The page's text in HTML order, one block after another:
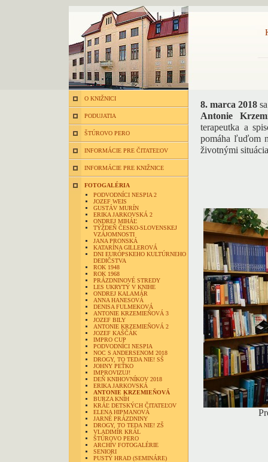
O KNIŽNICI
PODUJATIA
ŠTÚROVO PERO
INFORMÁCIE PRE ČITATEĽOV
INFORMÁCIE PRE KNIŽNICE
FOTOGALÉRIA
PODVODNÍCI NESPIA 2
JOZEF WEIS
GUSTÁV MURÍN
ERIKA JARKOVSKÁ 2
ONDREJ MIHÁĽ
TÝŽDEŇ ČESKO-SLOVENSKEJ
VZÁJOMNOSTI
JANA PRONSKÁ
KATARÍNA GILLEROVÁ
DNI EURÓPSKEHO KULTÚRNEHO
DEDIČSTVA
ROK 1948
ROK 1968
PRÁZDNINOVÉ STREDY
LES UKRYTÝ V KNIHE
ONDREJ KALAMÁR
ANNA HANESOVÁ
DENISA FULMEKOVÁ
ANTONIE KRZEMIEŇOVÁ 3
JOZEF BILY
ANTONIE KRZEMIEŇOVÁ 2
JOZEF KAŠČÁK
IMPRO CUP
PODVODNÍCI NESPIA
NOC S ANDERSENOM 2018
DROGY, TO TEDA NIE! SŠ
JOHNY PEŤKO
IMPROVIZUJ!
DEŇ KNIHOVNÍKOV 2018
ERIKA JARKOVSKÁ
ANTONIE KRZEMIEŇOVÁ
BURZA KNÍH
KRÁĽ DETSKÝCH ČITATEĽOV
ELENA HIPMANOVÁ
JARNÉ PRÁZDNINY
DROGY, TO TEDA NIE! ZŠ
VLADIMÍR KRÁL
ŠTÚROVO PERO
ARCHÍV FOTOGALÉRIE
SENIORI
PUSTÝ HRAD (SEMINÁRE)
8. marca 2018
Antonie
terapeutka a
pomáha ľuďom
životnými